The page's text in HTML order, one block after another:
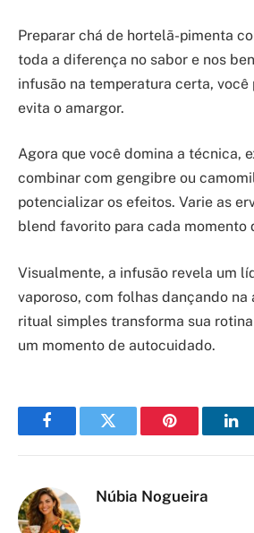
Preparar chá de hortelã-pimenta
toda a diferença no sabor e nos
infusão na temperatura certa, você
evita o amargor.
Agora que você domina a técnica,
combinar com gengibre ou
potencializar os efeitos. Varie as
blend favorito para cada momento
Visualmente, a infusão revela um
vaporoso, com folhas dançando na
ritual simples transforma sua
um momento de autocuidado.
FacebookTwitter Pinterest
Núbia Nogueira